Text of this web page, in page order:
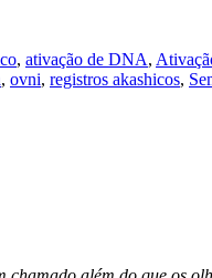
, ativação de DNA,
, ovni, registros akashicos,